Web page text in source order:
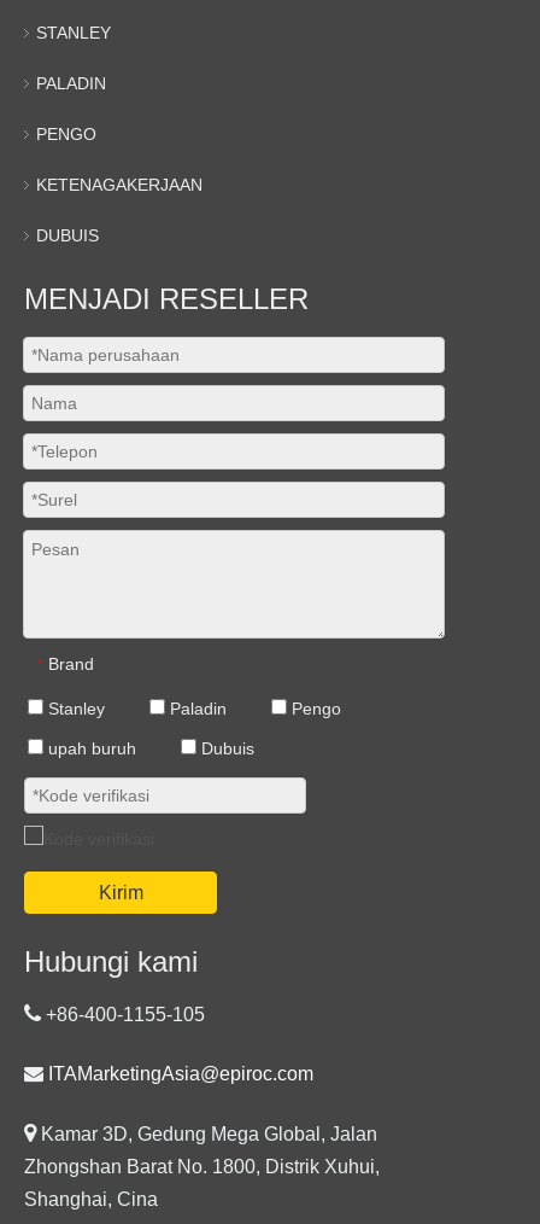
STANLEY
PALADIN
PENGO
KETENAGAKERJAAN
DUBUIS
MENJADI RESELLER
* Brand
Stanley Paladin Pengo
upah buruh Dubuis
Kirim
Hubungi kami
 +86-400-1155-105
 ITAMarketingAsia@epiroc.com
 Kamar 3D, Gedung Mega Global, Jalan
Zhongshan Barat No. 1800, Distrik Xuhui,
Shanghai, Cina